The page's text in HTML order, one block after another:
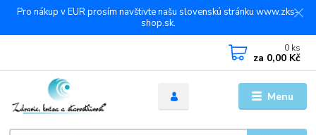
Pro nákup v EUR prosím navštivte našu slovenskú stránku www.zks-
shop.sk.
Menu
0 ks
za 0,00 Kč